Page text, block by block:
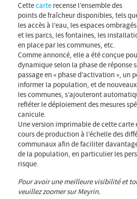
Cettecarterecense l’ensemble des
points de fraîcheur disponibles, tels
les accès à l’eau, les espaces ombragés
et les parcs, les fontaines, les
en place par les communes, etc.
Comme annoncé, elle a été conçue
dynamique selon la phase de réponse
passage en « phase d’activation », un
informer la population, et de
les communes, s’ajouteront
refléter le déploiement des mesures
canicule.
Une version imprimable de cette carte
cours de production à l’échelle des
communaux afin de faciliter
de la population, en particulier les
risque.
Pour avoir une meilleure visibilité et
veuillez zoomer sur Meyrin.